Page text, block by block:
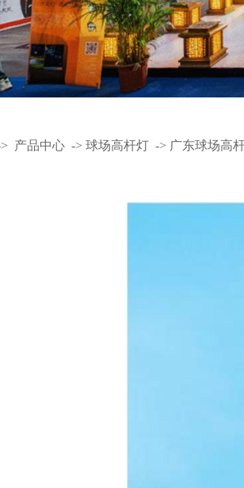
产品中心 -> 球场高杆灯 -> 广东球场高